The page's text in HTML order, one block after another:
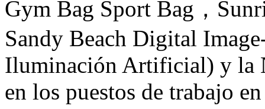
Gym Bag Sport Bag，
Sandy Beach Digital
Iluminación Artificial) y la
en los puestos de trabajo